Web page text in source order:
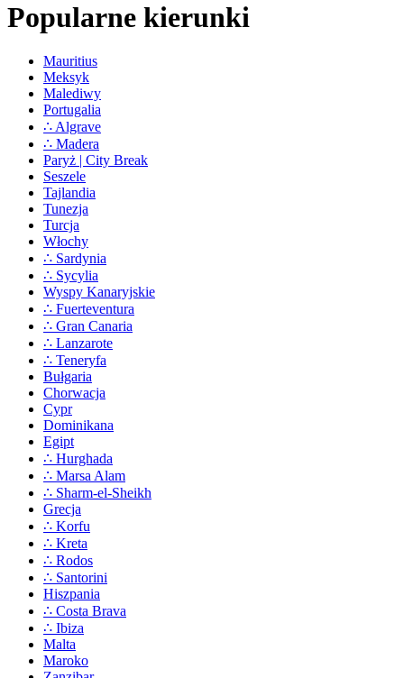
Popularne kierunki
Mauritius
Meksyk
Malediwy
Portugalia
∴ Algrave
∴ Madera
Paryż | City Break
Seszele
Tajlandia
Tunezja
Turcja
Włochy
∴ Sardynia
∴ Sycylia
Wyspy Kanaryjskie
∴ Fuerteventura
∴ Gran Canaria
∴ Lanzarote
∴ Teneryfa
Bułgaria
Chorwacja
Cypr
Dominikana
Egipt
∴ Hurghada
∴ Marsa Alam
∴ Sharm-el-Sheikh
Grecja
∴ Korfu
∴ Kreta
∴ Rodos
∴ Santorini
Hiszpania
∴ Costa Brava
∴ Ibiza
Malta
Maroko